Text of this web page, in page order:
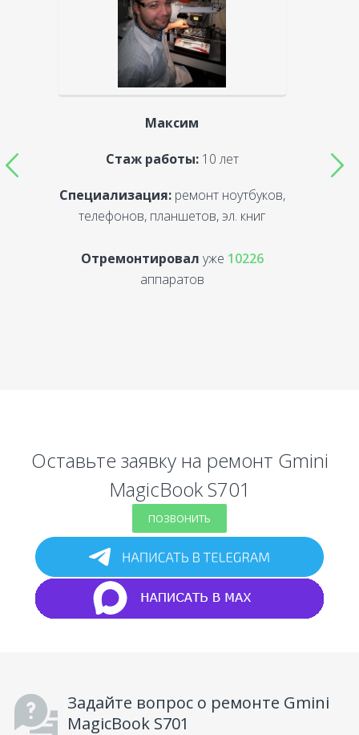
Максим
Стаж работы:10 лет
Специализация:ремонт ноутбуков,
телефонов, планшетов, эл. книг
Отремонтировал уже 10226
аппаратов
Оставьте заявку на ремонт Gmini
MagicBook S701
ПОЗВОНИТЬ
Задайте вопрос о ремонте Gmini
MagicBook S701